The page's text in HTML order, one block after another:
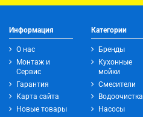
Информация
О нас
Монтаж и
Сервис
Гарантия
Карта сайта
Новые товары
Категории
Бренды
Кухонные
мойки
Смесители
Водоочистка
Насосы